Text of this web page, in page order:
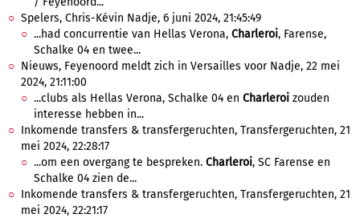
Spelers, Chris-Kévin Nadje, 6 juni 2024, 21:45:49
...had concurrentie van Hellas Verona, Charleroi, Farense,
Schalke 04 en twee...
Nieuws, Feyenoord meldt zich in Versailles voor Nadje, 22 mei
2024, 21:11:00
...clubs als Hellas Verona, Schalke 04 en Charleroi zouden
interesse hebben in...
Inkomende transfers & transfergeruchten, Transfergeruchten, 21
mei 2024, 22:28:17
...om een overgang te bespreken. Charleroi, SC Farense en
Schalke 04 zien de...
Inkomende transfers & transfergeruchten, Transfergeruchten, 21
mei 2024, 22:21:17